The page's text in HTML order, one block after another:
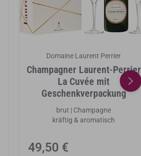
Domaine Laurent Perrier
Champagner Laurent-Perrier
La Cuvée mit
Geschenkverpackung
brut | Champagne
kräftig & aromatisch
Normaler
49,50 €